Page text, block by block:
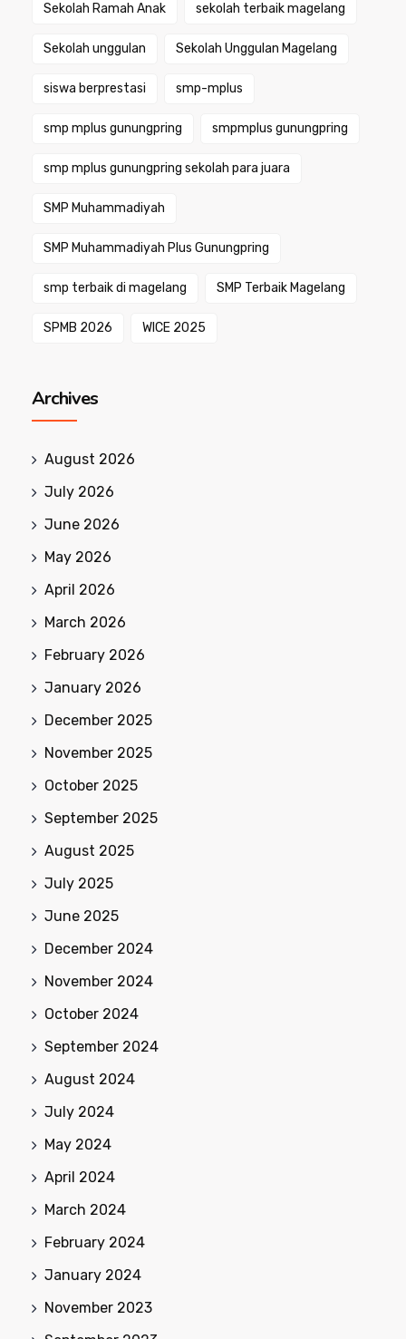
Sekolah Ramah Anak sekolah terbaik magelang
Sekolah unggulan Sekolah Unggulan Magelang
siswa berprestasi smp-mplus
smp mplus gunungpring smpmplus gunungpring
smp mplus gunungpring sekolah para juara
SMP Muhammadiyah
SMP Muhammadiyah Plus Gunungpring
smp terbaik di magelang SMP Terbaik Magelang
SPMB 2026 WICE 2025
Archives
August 2026
July 2026
June 2026
May 2026
April 2026
March 2026
February 2026
January 2026
December 2025
November 2025
October 2025
September 2025
August 2025
July 2025
June 2025
December 2024
November 2024
October 2024
September 2024
August 2024
July 2024
May 2024
April 2024
March 2024
February 2024
January 2024
November 2023